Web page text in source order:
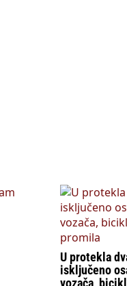
U protekla
isključeno
vozača,